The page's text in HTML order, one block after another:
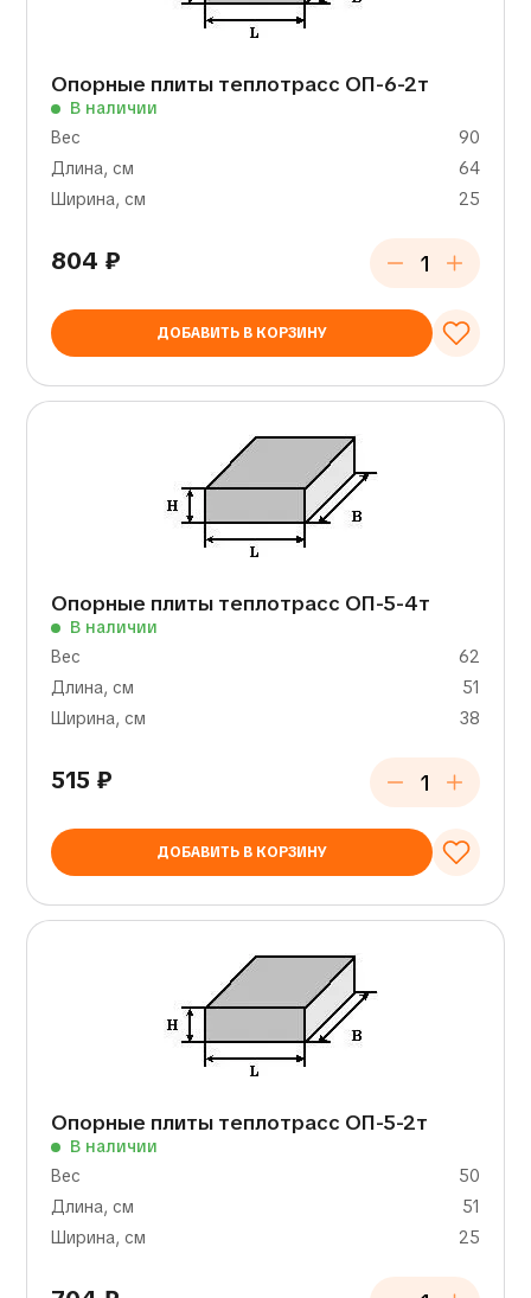
Опорные плиты теплотрасс ОП-6-2т
В наличии
Вес
90
Длина, см
64
Ширина, см
25
804 ₽
ДОБАВИТЬ В КОРЗИНУ
Опорные плиты теплотрасс ОП-5-4т
В наличии
Вес
62
Длина, см
51
Ширина, см
38
515 ₽
ДОБАВИТЬ В КОРЗИНУ
Опорные плиты теплотрасс ОП-5-2т
В наличии
Вес
50
Длина, см
51
Ширина, см
25